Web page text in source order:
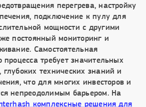
перегрева, настройку
подключение к пулу для
мощности с другими
постоянный мониторинг и
Самостоятельная
процесса требует значительных
технических знаний и
что для многих инвесторов и
непреодолимым барьером. На
комплексные решения для